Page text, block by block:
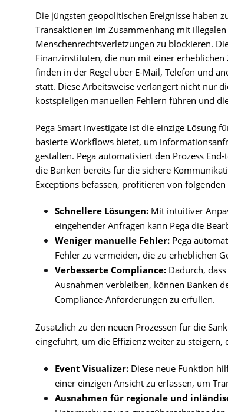
Die jüngsten geopolitischen Ereignisse haben
Transaktionen im Zusammenhang mit
Menschenrechtsverletzungen zu blockieren.
Finanzinstituten, die nun mit einer
finden in der Regel über E-Mail, Telefon und
statt. Diese Arbeitsweise verlängert nicht nur
kostspieligen manuellen Fehlern führen und
Pega Smart Investigate ist die einzige Lösung
basierte Workflows bietet, um
gestalten. Pega automatisiert den Prozess
die Banken bereits für die sichere
Exceptions befassen, profitieren von
Schnellere Lösungen:Mit intuitiver
eingehender Anfragen kann Pega die
Weniger manuelle Fehler:Pega
Fehler zu vermeiden, die zu erheblichen
Verbesserte Compliance:Dadurch,
Ausnahmen verbleiben, können Banken
Compliance-Anforderungen zu erfüllen.
Zusätzlich zu den neuen Prozessen für die
eingeführt, um die Effizienz weiter zu steigern,
Event Visualizer:Diese neue Funktion
einer einzigen Ansicht zu erfassen, um
Ausnahmen für regionale und